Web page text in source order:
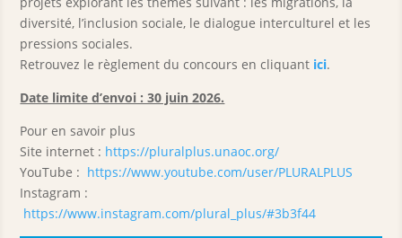
diversité, l’inclusion sociale, le dialogue interculturel et les
pressions sociales.
Retrouvez le règlement du concours en cliquant ici.
Date limite d’envoi : 30 juin 2026.
Pour en savoir plus
Site internet : https://pluralplus.unaoc.org/
YouTube : https://www.youtube.com/user/PLURALPLUS
Instagram :
https://www.instagram.com/plural_plus/#3b3f44